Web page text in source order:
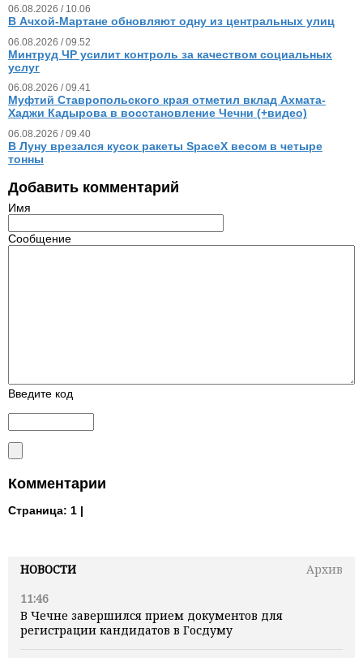
НОВОСТИ
Архив
11:46
В Чечне завершился прием документов для
регистрации кандидатов в Госдуму
06.08.2026 / 10.06
В Ачхой-Мартане обновляют одну из центральных улиц
06.08.2026 / 09.52
Минтруд ЧР усилит контроль за качеством социальных
услуг
06.08.2026 / 09.41
Муфтий Ставропольского края отметил вклад Ахмата-
Хаджи Кадырова в восстановление Чечни (+видео)
06.08.2026 / 09.40
В Луну врезался кусок ракеты SpaceX весом в четыре
тонны
Добавить комментарий
Имя
Сообщение
Введите код
Комментарии
Страница: 1 |